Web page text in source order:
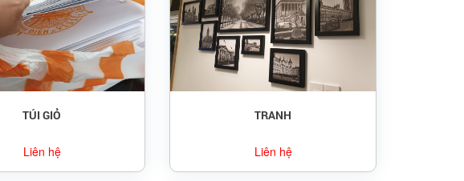
TÚI GIỎ
Liên hệ
TRANH
Liên hệ